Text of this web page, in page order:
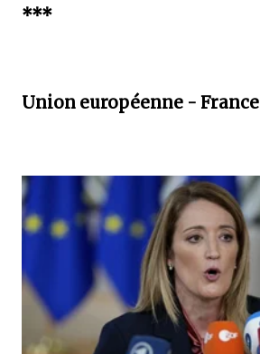
***
Union européenne - France